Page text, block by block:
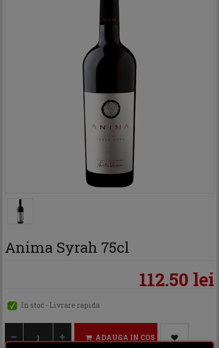
Anima Syrah 75cl
112.50 lei
In stoc - Livrare rapida
ADAUGA IN COS